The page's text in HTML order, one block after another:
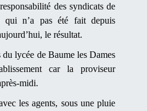
des syndicats de
qui n’a pas été fait depuis
le résultat.
lycée de Baume les Dames
car la proviseur
midi.
les agents, sous une pluie